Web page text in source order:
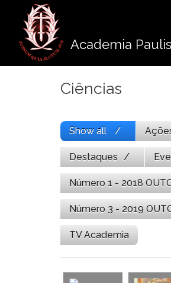
conteúdo
Academia
Ciências
Show all
Destaques
Número 1 - 2018
Número 3 - 2019
TV Academia